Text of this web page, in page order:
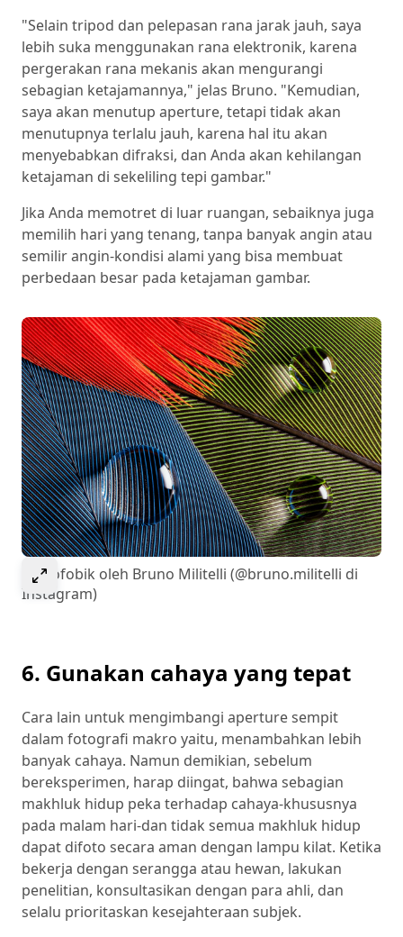
"Selain tripod dan pelepasan rana jarak jauh, saya
lebih suka menggunakan rana elektronik, karena
pergerakan rana mekanis akan mengurangi
sebagian ketajamannya," jelas Bruno. "Kemudian,
saya akan menutup aperture, tetapi tidak akan
menutupnya terlalu jauh, karena hal itu akan
menyebabkan difraksi, dan Anda akan kehilangan
ketajaman di sekeliling tepi gambar."
Jika Anda memotret di luar ruangan, sebaiknya juga
memilih hari yang tenang, tanpa banyak angin atau
semilir angin-kondisi alami yang bisa membuat
perbedaan besar pada ketajaman gambar.
Select to expand image
Hidrofobik oleh Bruno Militelli (@bruno.militelli di
Instagram)
6. Gunakan cahaya yang tepat
Cara lain untuk mengimbangi aperture sempit
dalam fotografi makro yaitu, menambahkan lebih
banyak cahaya. Namun demikian, sebelum
bereksperimen, harap diingat, bahwa sebagian
makhluk hidup peka terhadap cahaya-khususnya
pada malam hari-dan tidak semua makhluk hidup
dapat difoto secara aman dengan lampu kilat. Ketika
bekerja dengan serangga atau hewan, lakukan
penelitian, konsultasikan dengan para ahli, dan
selalu prioritaskan kesejahteraan subjek.